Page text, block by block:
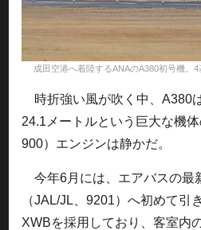
成田空港へ着陸するANAのA380初号機。
時折強い風が吹く中、A380
24.1メートルという巨大な機
900）エンジンは静かだ。
今年6月には、エアバスの最
（JAL/JL、9201）へ初めて
XWBを採用しており、客室内